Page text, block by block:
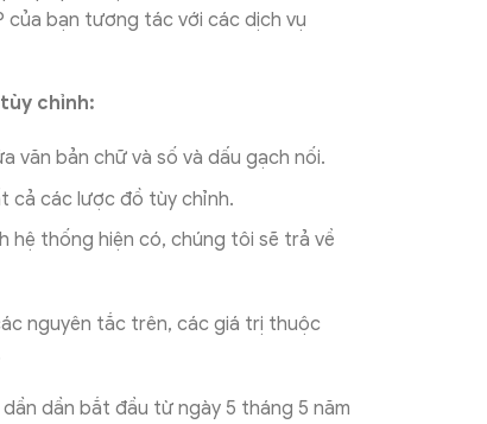
của bạn tương tác với các dịch vụ
chỉnh:
văn bản chữ và số và dấu gạch nối.
cả các lược đồ tùy chỉnh.
hệ thống hiện có, chúng tôi sẽ trả về
nguyên tắc trên, các giá trị thuộc
dần bắt đầu từ ngày 5 tháng 5 năm